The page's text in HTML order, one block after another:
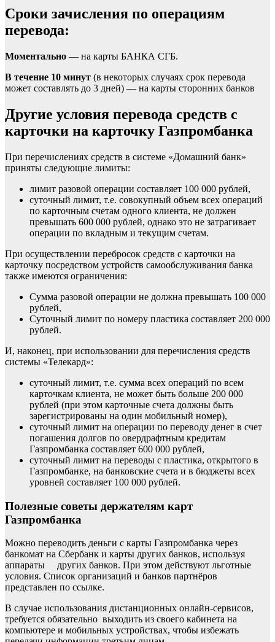
Сроки зачисления по операциям
перевода:
Моментально — на карты БАНКА СГБ.
В течение 10 минут (в некоторых случаях срок перевода
может составлять до 3 дней) — на карты сторонних банков
Другие условия перевода средств с
карточки на карточку Газпромбанка
При перечислениях средств в системе «Домашний банк»
приняты следующие лимиты:
лимит разовой операции составляет 100 000 рублей,
суточный лимит, т.е. совокупный объем всех операций
по карточным счетам одного клиента, не должен
превышать 600 000 рублей, однако это не затрагивает
операции по вкладным и текущим счетам.
При осуществлении перебросок средств с карточки на
карточку посредством устройств самообслуживания банка
также имеются ограничения:
Сумма разовой операции не должна превышать 100 000
рублей,
Суточный лимит по номеру пластика составляет 200 000
рублей.
И, наконец, при использовании для перечисления средств
системы «Телекард»:
суточный лимит, т.е. сумма всех операций по всем
карточкам клиента, не может быть больше 200 000
рублей (при этом карточные счета должны быть
зарегистрированы на один мобильный номер),
суточный лимит на операции по переводу денег в счет
погашения долгов по овердрафтным кредитам
Газпромбанка составляет 600 000 рублей,
суточный лимит на переводы с пластика, открытого в
Газпромбанке, на банковские счета и в бюджеты всех
уровней составляет 100 000 рублей.
Полезные советы держателям карт
Газпромбанка
Можно переводить деньги с карты Газпромбанка через
банкомат на Сбербанк и карты других банков, используя
аппараты других банков. При этом действуют льготные
условия. Список организаций и банков партнёров
представлен по ссылке.
В случае использования дистанционных онлайн-сервисов,
требуется обязательно выходить из своего кабинета на
компьютере и мобильных устройствах, чтобы избежать